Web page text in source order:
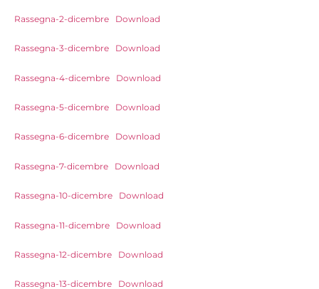
Rassegna-2-dicembre Download
Rassegna-3-dicembre Download
Rassegna-4-dicembre Download
Rassegna-5-dicembre Download
Rassegna-6-dicembre Download
Rassegna-7-dicembre Download
Rassegna-10-dicembre Download
Rassegna-11-dicembre Download
Rassegna-12-dicembre Download
Rassegna-13-dicembre Download